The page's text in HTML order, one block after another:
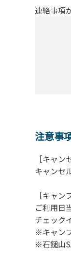
連絡事項
注意事
［キャン
キャンセ
［キャン
ご利用日
チェック
※キャン
※石鎚山